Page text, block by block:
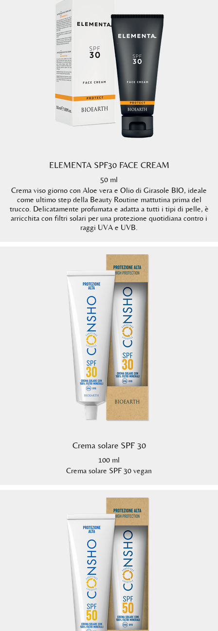
ELEMENTA SPF30 FACE CREAM
50 ml
Crema viso giorno con Aloe vera e Olio di Girasole BIO, ideale
come ultimo step della Beauty Routine mattutina prima del
trucco. Delicatamente profumata e adatta a tutti i tipi di pelle, è
arricchita con filtri solari per una protezione quotidiana contro i
raggi UVA e UVB.
Crema solare SPF 30
100 ml
Crema solare SPF 30 vegan